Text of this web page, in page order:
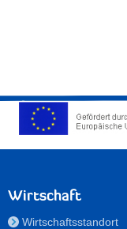
Wirtschaft
Wirtschaftsstandort